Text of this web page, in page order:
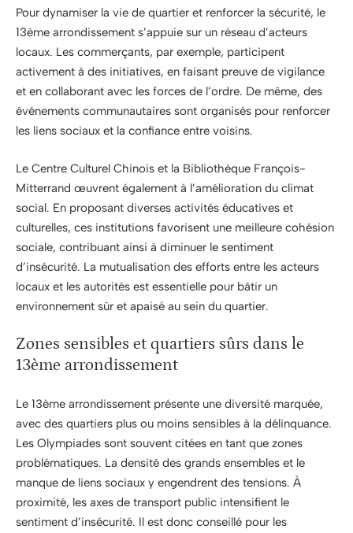
Pour dynamiser la vie de quartier et renforcer la sécurité, le
13ème arrondissement s’appuie sur un réseau d’acteurs
locaux. Les commerçants, par exemple, participent
activement à des initiatives, en faisant preuve de vigilance
et en collaborant avec les forces de l’ordre. De même, des
événements communautaires sont organisés pour renforcer
les liens sociaux et la confiance entre voisins.
Le Centre Culturel Chinois et la Bibliothèque François-
Mitterrand œuvrent également à l’amélioration du climat
social. En proposant diverses activités éducatives et
culturelles, ces institutions favorisent une meilleure cohésion
sociale, contribuant ainsi à diminuer le sentiment
d’insécurité. La mutualisation des efforts entre les acteurs
locaux et les autorités est essentielle pour bâtir un
environnement sûr et apaisé au sein du quartier.
Zones sensibles et quartiers sûrs dans le
13ème arrondissement
Le 13ème arrondissement présente une diversité marquée,
avec des quartiers plus ou moins sensibles à la délinquance.
Les Olympiades sont souvent citées en tant que zones
problématiques. La densité des grands ensembles et le
manque de liens sociaux y engendrent des tensions. À
proximité, les axes de transport public intensifient le
sentiment d’insécurité. Il est donc conseillé pour les